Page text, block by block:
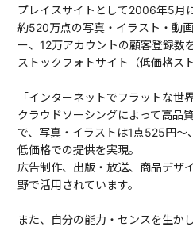
プレイスサイトとして2006年5月
約520万点の写真・イラスト・動
ー、12万アカウントの顧客登録数
ストックフォトサイト（低価格ス
「インターネットでフラットな世
クラウドソーシングによって高品
で、写真・イラストは1点525円～
低価格での提供を実現。
広告制作、出版・放送、商品デザ
野で活用されています。
また、自分の能力・センスを生か